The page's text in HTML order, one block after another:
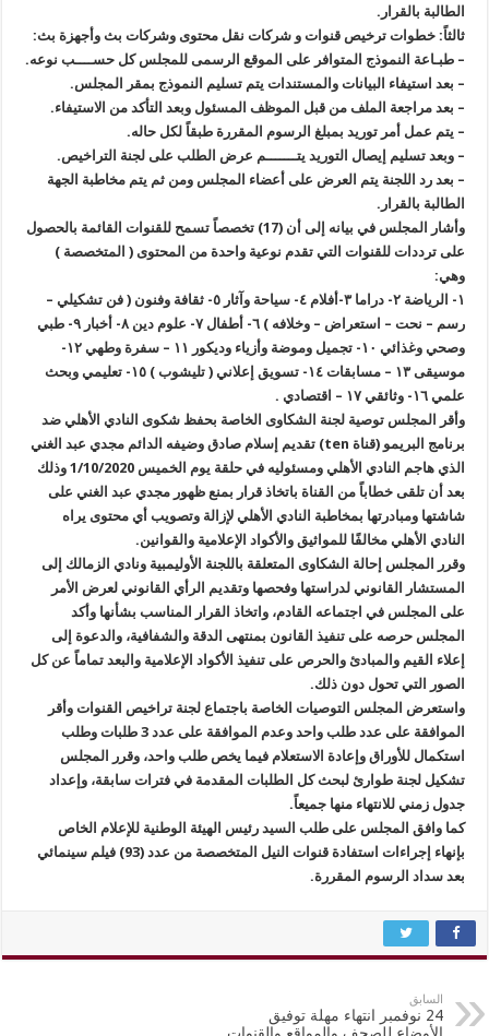
الطالبة بالقرار.
ثالثاً: خطوات ترخيص قنوات و شركات نقل محتوى وشركات بث وأجهزة بث:
– طبـاعة النموذج المتوافر على الموقع الرسمى للمجلس كل حســــب نوعه.
– بعد استيفاء البيانات والمستندات يتم تسليم النموذج بمقر المجلس.
– بعد مراجعة الملف من قبل الموظف المسئول وبعد التأكد من الاستيفاء.
– يتم عمل أمر توريد بمبلغ الرسوم المقررة طبقاً لكل حاله.
– وبعد تسليم إيصال التوريد يتـــــــم عرض الطلب على لجنة التراخيص.
– بعد رد اللجنة يتم العرض على أعضاء المجلس ومن ثم يتم مخاطبة الجهة
الطالبة بالقرار.
وأشار المجلس في بيانه إلى أن (17) تخصصاً تسمح للقنوات القائمة بالحصول
على ترددات للقنوات التي تقدم نوعية واحدة من المحتوى ( المتخصصة )
وهي:
١- الرياضة ٢- دراما ٣-أفلام ٤- سياحة وآثار ٥- ثقافة وفنون ( فن تشكيلي –
رسم – نحت – استعراض – وخلافه ) ٦- أطفال ٧- علوم دين ٨- أخبار ٩- طبي
وصحي وغذائي ١٠- تجميل وموضة وأزياء وديكور ١١ – سفرة وطهي ١٢-
موسيقى ١٣ – مسابقات ١٤- تسويق إعلاني ( تليشوب ) ١٥- تعليمي وبحث
علمي ١٦- وثائقي ١٧ – اقتصادي .
وأقر المجلس توصية لجنة الشكاوى الخاصة بحفظ شكوى النادي الأهلي ضد
برنامج البريمو (قناة ten) تقديم إسلام صادق وضيفه الدائم مجدي عبد الغني
الذي هاجم النادي الأهلي ومسئوليه في حلقة يوم الخميس 1/10/2020 وذلك
بعد أن تلقى خطاباً من القناة باتخاذ قرار بمنع ظهور مجدي عبد الغني على
شاشتها ومبادرتها بمخاطبة النادي الأهلي لإزالة وتصويب أي محتوى يراه
النادي الأهلي مخالفًا للمواثيق والأكواد الإعلامية والقوانين.
وقرر المجلس إحالة الشكاوى المتعلقة باللجنة الأوليمبية ونادي الزمالك إلى
المستشار القانوني لدراستها وفحصها وتقديم الرأي القانوني لعرض الأمر
على المجلس في اجتماعه القادم، واتخاذ القرار المناسب بشأنها وأكد
المجلس حرصه على تنفيذ القانون بمنتهى الدقة والشفافية، والدعوة إلى
إعلاء القيم والمبادئ والحرص على تنفيذ الأكواد الإعلامية والبعد تماماً عن كل
الصور التي تحول دون ذلك.
واستعرض المجلس التوصيات الخاصة باجتماع لجنة تراخيص القنوات وأقر
الموافقة على عدد طلب واحد وعدم الموافقة على عدد 3 طلبات وطلب
استكمال للأوراق وإعادة الاستعلام فيما يخص طلب واحد، وقرر المجلس
تشكيل لجنة طوارئ لبحث كل الطلبات المقدمة في فترات سابقة، وإعداد
جدول زمني للانتهاء منها جميعاً.
كما وافق المجلس على طلب السيد رئيس الهيئة الوطنية للإعلام الخاص
بإنهاء إجراءات استفادة قنوات النيل المتخصصة من عدد (93) فيلم سينمائي
بعد سداد الرسوم المقررة.
السابق
24 نوفمبر انتهاء مهلة توفيق